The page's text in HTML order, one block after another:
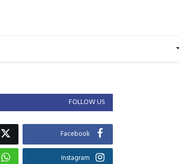
FOLLOW US
Facebook
Instagram